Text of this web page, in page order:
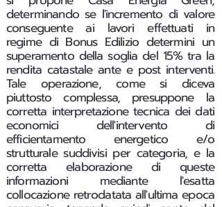
determinando se l'incremento di valore
conseguente ai lavori effettuati in
regime di Bonus Edilizio determini un
superamento della soglia del 15% tra la
rendita catastale ante e post interventi.
Tale operazione, come si diceva
piuttosto complessa, presuppone la
corretta interpretazione tecnica dei dati
economici dell'intervento di
efficientamento energetico e/o
strutturale suddivisi per categoria, e la
corretta elaborazione di queste
informazioni mediante l'esatta
collocazione retrodatata all'ultima epoca